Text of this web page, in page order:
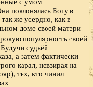
поклонялась Богу в
же усердно, как в
доме своей матери
популярность своей
судьёй
а затем фактически
карал, невзирая на
тех, кто чинил